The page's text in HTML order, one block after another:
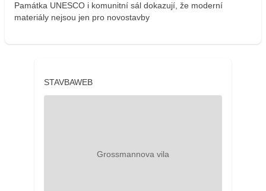
Památka UNESCO i komunitní sál dokazují, že moderní
materiály nejsou jen pro novostavby
STAVBAWEB